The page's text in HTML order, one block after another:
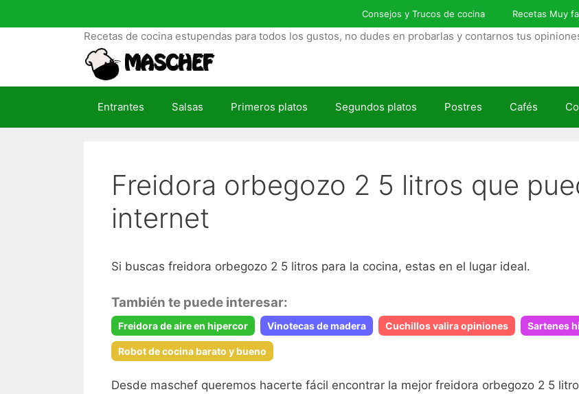
a
l
Consejos y Trucos de cocina Recetas Muy
Recetas de cocina estupendas para todos los gustos, no dudes en probarlas y contarnos tus
Entrantes Salsas Primeros platos Segundos platos Postres Cafés
Freidora orbegozo 2 5 litros que
internet
Si buscas freidora orbegozo 2 5 litros para la cocina, estas en el lugar ideal.
También te puede interesar:
Freidora de aire en hipercor Vinotecas de madera Cuchillos valira opiniones Sartenes
Robot de cocina barato y bueno
Desde maschef queremos hacerte fácil encontrar la mejor freidora orbegozo 2 5